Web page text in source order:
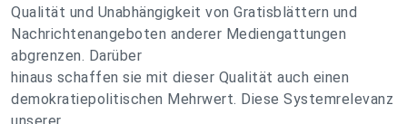
Qualität und Unabhängigkeit von Gratisblättern und
Nachrichtenangeboten anderer Mediengattungen
abgrenzen. Darüber
hinaus schaffen sie mit dieser Qualität auch einen
demokratiepolitischen Mehrwert. Diese Systemrelevanz